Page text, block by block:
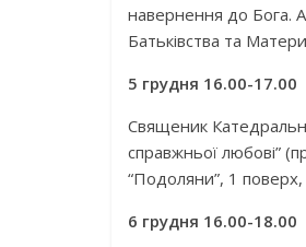
навернення до Бога.
Батьківства та
5 грудня 16.00-17.00
Священик
справжньої любові”
“Подоляни”, 1 поверх,
6 грудня 16.00-18.00